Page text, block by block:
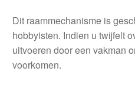
Dit raammechanisme is
hobbyisten. Indien u twijfelt
uitvoeren door een vakman
voorkomen.